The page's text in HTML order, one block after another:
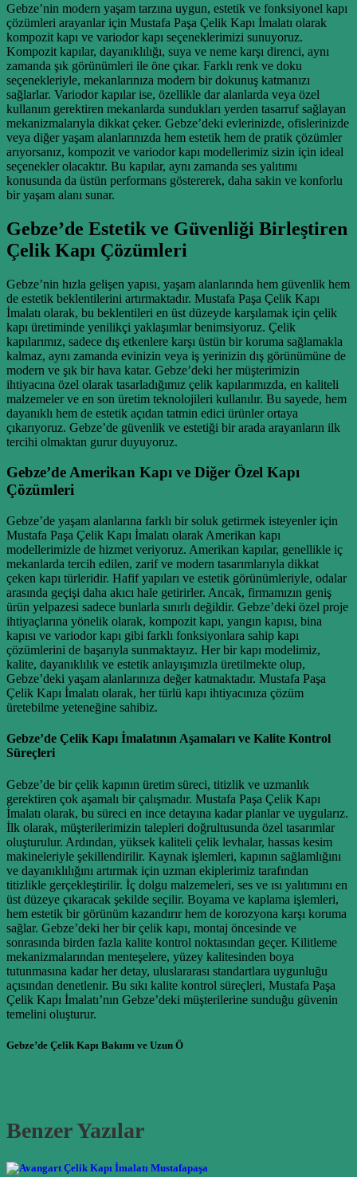
Gebze’nin modern yaşam tarzına uygun, estetik ve fonksiyonel kapı
çözümleri arayanlar için Mustafa Paşa Çelik Kapı İmalatı olarak
kompozit kapı ve variodor kapı seçeneklerimizi sunuyoruz.
Kompozit kapılar, dayanıklılığı, suya ve neme karşı direnci, aynı
zamanda şık görünümleri ile öne çıkar. Farklı renk ve doku
seçenekleriyle, mekanlarınıza modern bir dokunuş katmanızı
sağlarlar. Variodor kapılar ise, özellikle dar alanlarda veya özel
kullanım gerektiren mekanlarda sundukları yerden tasarruf sağlayan
mekanizmalarıyla dikkat çeker. Gebze’deki evlerinizde, ofislerinizde
veya diğer yaşam alanlarınızda hem estetik hem de pratik çözümler
arıyorsanız, kompozit ve variodor kapı modellerimiz sizin için ideal
seçenekler olacaktır. Bu kapılar, aynı zamanda ses yalıtımı
konusunda da üstün performans göstererek, daha sakin ve konforlu
bir yaşam alanı sunar.
Gebze’de Estetik ve Güvenliği Birleştiren
Çelik Kapı Çözümleri
Gebze’nin hızla gelişen yapısı, yaşam alanlarında hem güvenlik hem
de estetik beklentilerini artırmaktadır. Mustafa Paşa Çelik Kapı
İmalatı olarak, bu beklentileri en üst düzeyde karşılamak için çelik
kapı üretiminde yenilikçi yaklaşımlar benimsiyoruz. Çelik
kapılarımız, sadece dış etkenlere karşı üstün bir koruma sağlamakla
kalmaz, aynı zamanda evinizin veya iş yerinizin dış görünümüne de
modern ve şık bir hava katar. Gebze’deki her müşterimizin
ihtiyacına özel olarak tasarladığımız çelik kapılarımızda, en kaliteli
malzemeler ve en son üretim teknolojileri kullanılır. Bu sayede, hem
dayanıklı hem de estetik açıdan tatmin edici ürünler ortaya
çıkarıyoruz. Gebze’de güvenlik ve estetiği bir arada arayanların ilk
tercihi olmaktan gurur duyuyoruz.
Gebze’de Amerikan Kapı ve Diğer Özel Kapı
Çözümleri
Gebze’de yaşam alanlarına farklı bir soluk getirmek isteyenler için
Mustafa Paşa Çelik Kapı İmalatı olarak Amerikan kapı
modellerimizle de hizmet veriyoruz. Amerikan kapılar, genellikle iç
mekanlarda tercih edilen, zarif ve modern tasarımlarıyla dikkat
çeken kapı türleridir. Hafif yapıları ve estetik görünümleriyle, odalar
arasında geçişi daha akıcı hale getirirler. Ancak, firmamızın geniş
ürün yelpazesi sadece bunlarla sınırlı değildir. Gebze’deki özel proje
ihtiyaçlarına yönelik olarak, kompozit kapı, yangın kapısı, bina
kapısı ve variodor kapı gibi farklı fonksiyonlara sahip kapı
çözümlerini de başarıyla sunmaktayız. Her bir kapı modelimiz,
kalite, dayanıklılık ve estetik anlayışımızla üretilmekte olup,
Gebze’deki yaşam alanlarınıza değer katmaktadır. Mustafa Paşa
Çelik Kapı İmalatı olarak, her türlü kapı ihtiyacınıza çözüm
üretebilme yeteneğine sahibiz.
Gebze’de Çelik Kapı İmalatının Aşamaları ve Kalite Kontrol
Süreçleri
Gebze’de bir çelik kapının üretim süreci, titizlik ve uzmanlık
gerektiren çok aşamalı bir çalışmadır. Mustafa Paşa Çelik Kapı
İmalatı olarak, bu süreci en ince detayına kadar planlar ve uygularız.
İlk olarak, müşterilerimizin talepleri doğrultusunda özel tasarımlar
oluşturulur. Ardından, yüksek kaliteli çelik levhalar, hassas kesim
makineleriyle şekillendirilir. Kaynak işlemleri, kapının sağlamlığını
ve dayanıklılığını artırmak için uzman ekiplerimiz tarafından
titizlikle gerçekleştirilir. İç dolgu malzemeleri, ses ve ısı yalıtımını en
üst düzeye çıkaracak şekilde seçilir. Boyama ve kaplama işlemleri,
hem estetik bir görünüm kazandırır hem de korozyona karşı koruma
sağlar. Gebze’deki her bir çelik kapı, montaj öncesinde ve
sonrasında birden fazla kalite kontrol noktasından geçer. Kilitleme
mekanizmalarından menteşelere, yüzey kalitesinden boya
tutunmasına kadar her detay, uluslararası standartlara uygunluğu
açısından denetlenir. Bu sıkı kalite kontrol süreçleri, Mustafa Paşa
Çelik Kapı İmalatı’nın Gebze’deki müşterilerine sunduğu güvenin
temelini oluşturur.
Gebze’de Çelik Kapı Bakımı ve Uzun Ö
Benzer Yazılar